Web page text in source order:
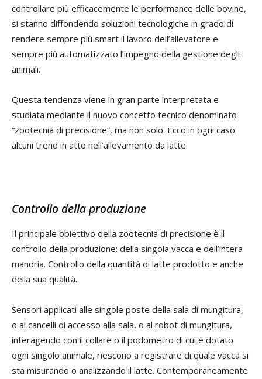
controllare più efficacemente le performance delle bovine,
si stanno diffondendo soluzioni tecnologiche in grado di
rendere sempre più smart il lavoro dell’allevatore e
sempre più automatizzato l’impegno della gestione degli
animali.
Questa tendenza viene in gran parte interpretata e
studiata mediante il nuovo concetto tecnico denominato
“zootecnia di precisione”, ma non solo. Ecco in ogni caso
alcuni trend in atto nell’allevamento da latte.
Controllo della produzione
Il principale obiettivo della zootecnia di precisione è il
controllo della produzione: della singola vacca e dell’intera
mandria. Controllo della quantità di latte prodotto e anche
della sua qualità.
Sensori applicati alle singole poste della sala di mungitura,
o ai cancelli di accesso alla sala, o al robot di mungitura,
interagendo con il collare o il podometro di cui è dotato
ogni singolo animale, riescono a registrare di quale vacca si
sta misurando o analizzando il latte. Contemporaneamente